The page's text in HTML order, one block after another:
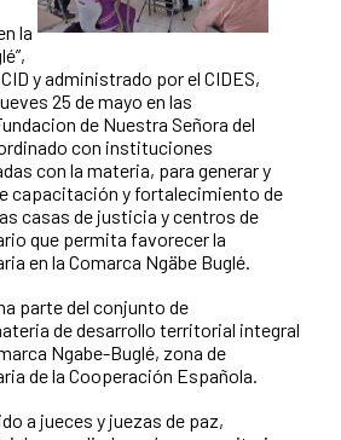
la
y administrado por el CIDES,
25 de mayo en las
de Nuestra Señora del
con instituciones
con la materia, para generar y
capacitación y fortalecimiento de
casas de justicia y centros de
que permita favorecer la
en la Comarca Ngäbe Buglé.
parte del conjunto de
de desarrollo territorial integral
Ngabe-Buglé, zona de
de la Cooperación Española.
a jueces y juezas de paz,